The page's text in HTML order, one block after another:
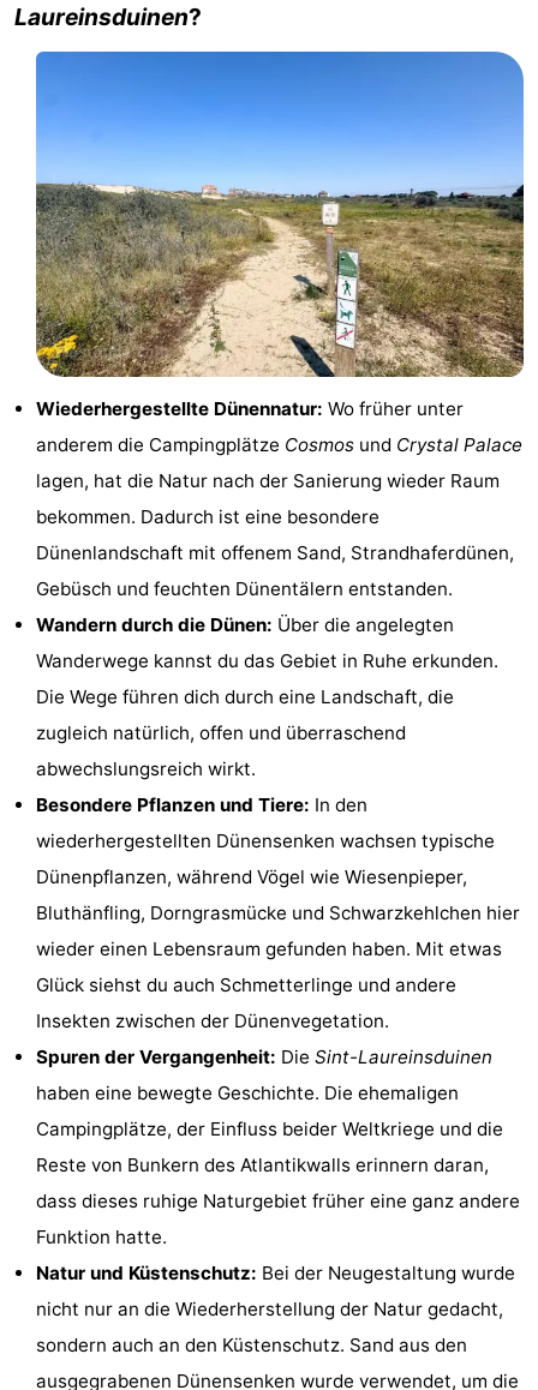
zee
Zimmer
Sehen
tun
Museen
Denkmäler
Aussichtspunkte
Attraktionen
Bauernhöfe
Spielplätze
Indoor-
Spielplätze
-
Minigolfplätze
Wellness-
Zentren
Dörfer
Städte
Natur
Sport
Schwimmbader
Radfahren
Wandern
-
Reiten
Golfplatze
Surfen
Essen
und
trinken
Veranstaltungen
Praktisch
Forum
Laureinsduinen?
Wiederhergestellte Dünennatur: Wo früher unter
anderem die Campingplätze Cosmos und Crystal Palace
lagen, hat die Natur nach der Sanierung wieder Raum
bekommen. Dadurch ist eine besondere
Dünenlandschaft mit offenem Sand, Strandhaferdünen,
Gebüsch und feuchten Dünentälern entstanden.
Wandern durch die Dünen: Über die angelegten
Wanderwege kannst du das Gebiet in Ruhe erkunden.
Die Wege führen dich durch eine Landschaft, die
zugleich natürlich, offen und überraschend
abwechslungsreich wirkt.
Besondere Pflanzen und Tiere: In den
wiederhergestellten Dünensenken wachsen typische
Dünenpflanzen, während Vögel wie Wiesenpieper,
Bluthänfling, Dorngrasmücke und Schwarzkehlchen hier
wieder einen Lebensraum gefunden haben. Mit etwas
Glück siehst du auch Schmetterlinge und andere
Insekten zwischen der Dünenvegetation.
Spuren der Vergangenheit: Die Sint-Laureinsduinen
haben eine bewegte Geschichte. Die ehemaligen
Campingplätze, der Einfluss beider Weltkriege und die
Reste von Bunkern des Atlantikwalls erinnern daran,
dass dieses ruhige Naturgebiet früher eine ganz andere
Funktion hatte.
Natur und Küstenschutz: Bei der Neugestaltung wurde
nicht nur an die Wiederherstellung der Natur gedacht,
sondern auch an den Küstenschutz. Sand aus den
ausgegrabenen Dünensenken wurde verwendet, um die